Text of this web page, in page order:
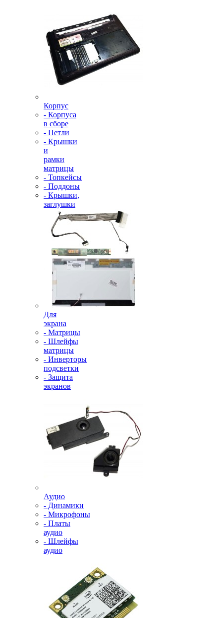
Корпус
- Корпуса
в сборе
- Петли
- Крышки
и
рамки
матрицы
- Топкейсы
- Поддоны
- Крышки,
заглушки
Для
экрана
- Матрицы
- Шлейфы
матрицы
- Инверторы
подсветки
- Защита
экранов
Аудио
- Динамики
- Микрофоны
- Платы
аудио
- Шлейфы
аудио